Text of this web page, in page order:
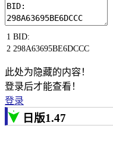
1
2
BID:
298A63695BE6DCCC
此处为隐藏的内容！
登录后才能查看！
登录
日版1.47